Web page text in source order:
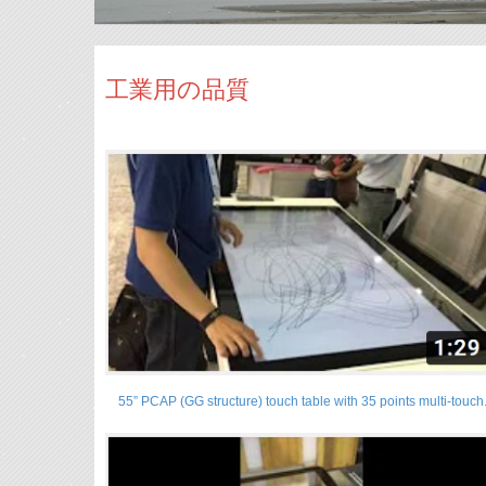
工業用の品質
55” PCAP (GG structure) touch table with 35 points multi-touch.